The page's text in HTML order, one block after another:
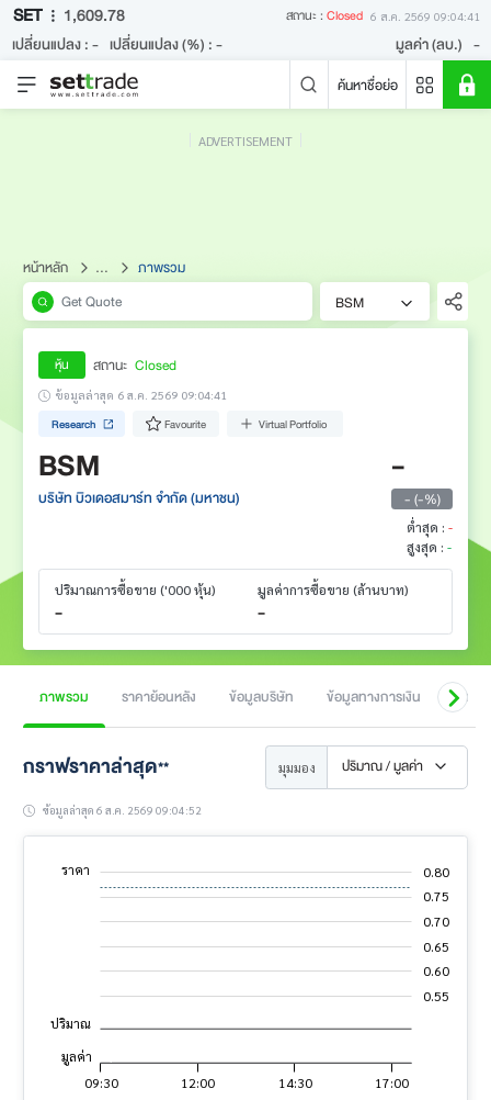
SET 1,609.78 สถานะ : Closed 6 ส.ค. 2569 09:04:41
เปลี่ยนแปลง :- เปลี่ยนแปลง (%) :- มูลค่า (ลบ.) -
ค้นหาชื่อย่อ
ADVERTISEMENT
หน้าหลัก ...
ภาพรวม
BSM
หุ้น สถานะ Closed
ข้อมูลล่าสุด 6 ส.ค. 2569 09:04:41
Research Favourite Virtual Portfolio
BSM
บริษัท บิวเดอสมาร์ท จำกัด (มหาชน)
-
- (-%)
ต่ำสุด : -
สูงสุด : -
ปริมาณการซื้อขาย ('000 หุ้น) มูลค่าการซื้อขาย (ล้านบาท)
- -
ภาพรวม ราคาย้อนหลัง ข้อมูลบริษัท ข้อมูลทางการเงิน สิทธิป
กราฟราคาล่าสุด** มุมมอง ปริมาณ / มูลค่า
ข้อมูลล่าสุด 6 ส.ค. 2569 09:04:52
0.45
0.50
0.55
0.60
0.65
0.70
0.75
0.80
0.85
L
04:30
02:00
23:30
07:00
21:30
19:00
19:30 17:00
14:30
12:00
09:30
ราคา
ปริมาณ
มูลค่า